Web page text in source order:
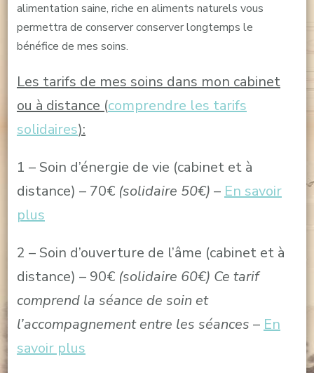
alimentation saine, riche en aliments naturels vous
permettra de conserver conserver longtemps le
bénéfice de mes soins.
Les tarifs de mes soins dans mon cabinet
ou à distance (comprendre les tarifs
solidaires):
1 – Soin d’énergie de vie (cabinet et à
distance) – 70€ (solidaire 50€) – En savoir
plus
2 – Soin d’ouverture de l’âme (cabinet et à
distance) – 90€ (solidaire 60€) Ce tarif
comprend la séance de soin et
l’accompagnement entre les séances – En
savoir plus